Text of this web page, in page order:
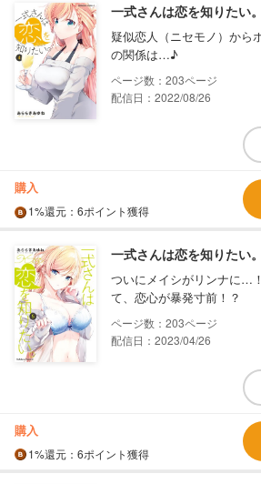
一式さんは恋を知りたい
疑似恋人（ニセモノ）から
の関係は…♪
203
配信日：2022/08/26
購入
1%還元 ：6ポイント獲得
一式さんは恋を知りたい
ついにメイシがリンナに…
て、恋心が暴発寸前！？
203
配信日：2023/04/26
購入
1%還元 ：6ポイント獲得